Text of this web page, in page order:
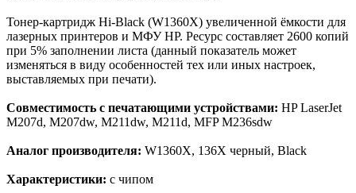
Тонер-картридж Hi-Black (W1360X) увеличенной ёмкости для
лазерных принтеров и МФУ HP. Ресурс составляет 2600 копий
при 5% заполнении листа (данный показатель может
изменяться в виду особенностей тех или иных настроек,
выставляемых при печати).
Совместимость с печатающими устройствами: HP LaserJet
M207d, M207dw, M211dw, M211d, MFP M236sdw
Аналог производителя: W1360X, 136X черный, Black
Характеристики: с чипом